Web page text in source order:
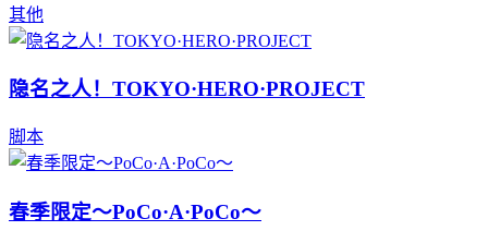
其他
隐名之人！TOKYO·HERO·PROJECT
脚本
春季限定～PoCo·A·PoCo～